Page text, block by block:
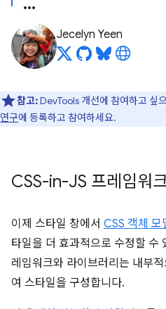
Jecelyn Yeen
참고:DevTools 개선에 참여하고 싶
연구에 등록하고 참여하세요.
CSS-in-JS 프레임워
이제 스타일 창에서 CSS 객체 모
타일을 더 효과적으로 수정할 수
레임워크와 라이브러리는 내부
여 스타일을 구성합니다.